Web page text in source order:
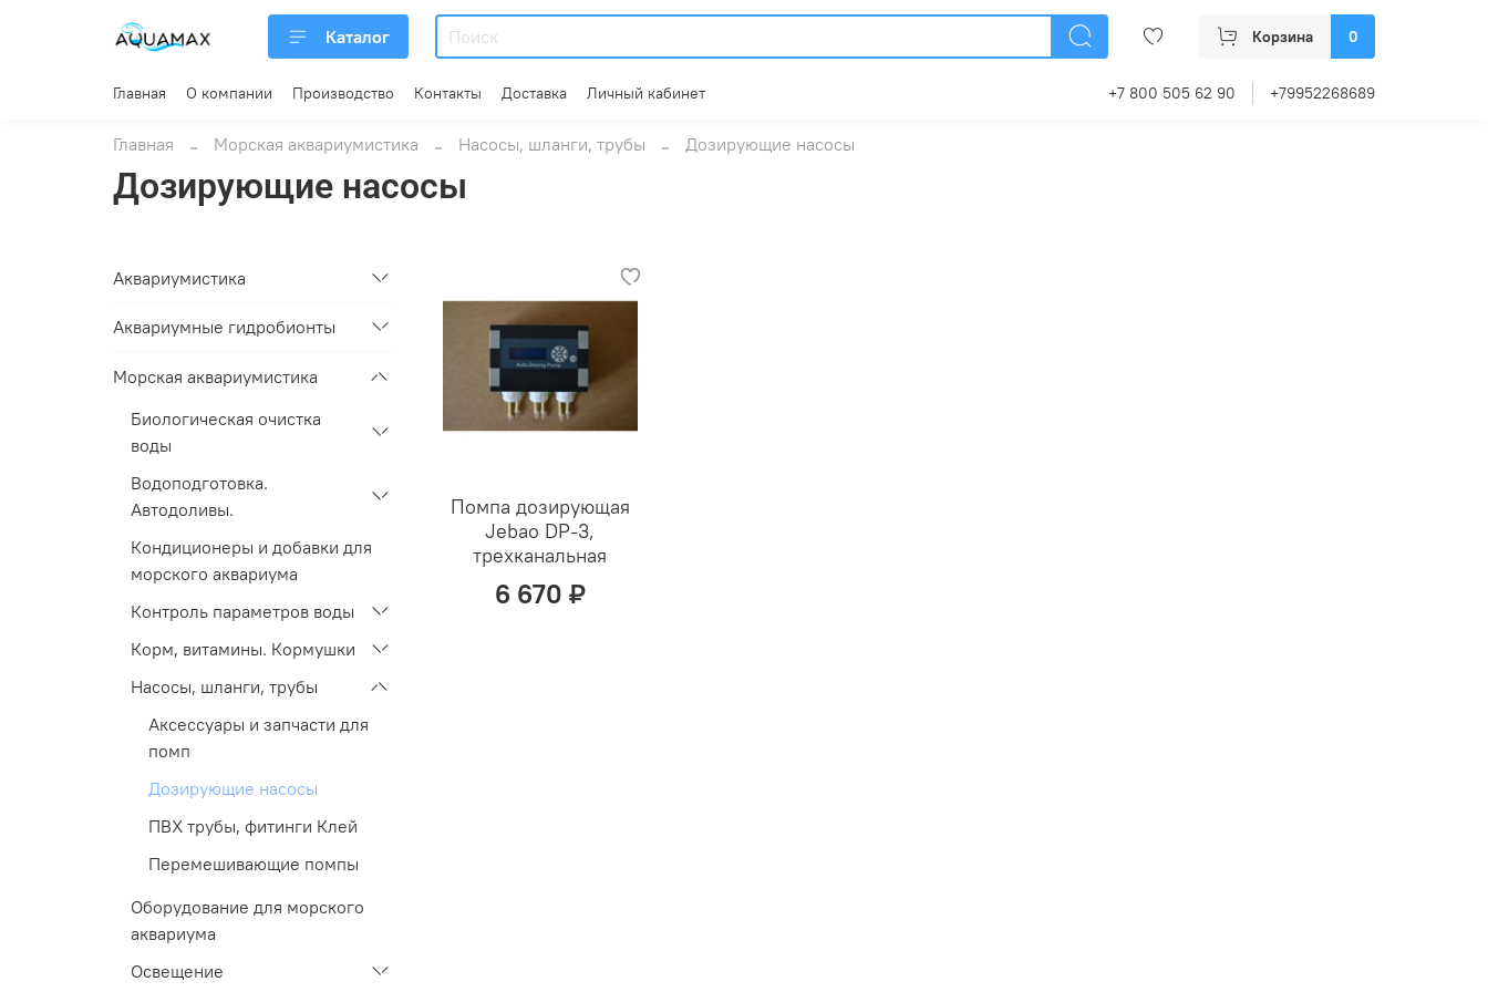
Каталог Корзина 0
Главная О компании Производство Контакты Доставка Личный кабинет +7 800 505 62 90 +79952268689
Главная Морская аквариумистика Насосы, шланги, трубы Дозирующие насосы
Дозирующие насосы
Помпа дозирующая
Jebao DP-3,
трехканальная
6 670 ₽
Аквариумистика
Аквариумные гидробионты
Морская аквариумистика
Биологическая очистка
воды
Водоподготовка.
Автодоливы.
Кондиционеры и добавки для
морского аквариума
Контроль параметров воды
Корм, витамины. Кормушки
Насосы, шланги, трубы
Аксессуары и запчасти для
помп
Дозирующие насосы
ПВХ трубы, фитинги Клей
Перемешивающие помпы
Оборудование для морского
аквариума
Освещение